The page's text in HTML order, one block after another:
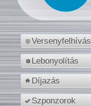
Versenyfelhívás
Lebonyolítás
Díjazás
Szponzorok